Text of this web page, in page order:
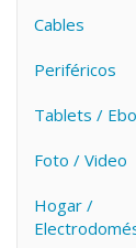
Cables
Periféricos
Tablets /
Foto / Video
Hogar /